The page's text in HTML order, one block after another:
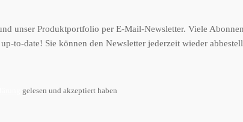
unser Produktportfolio per E-Mail-Newsletter. Viele
to-date! Sie können den Newsletter jederzeit wieder
gelesen und akzeptiert haben